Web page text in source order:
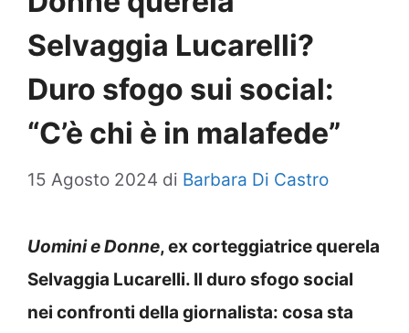
Selvaggia Lucarelli?
Duro sfogo sui social:
“C’è chi è in malafede”
15 Agosto 2024 di Barbara Di Castro
Uomini e Donne, ex corteggiatrice querela
Selvaggia Lucarelli. Il duro sfogo social
nei confronti della giornalista: cosa sta